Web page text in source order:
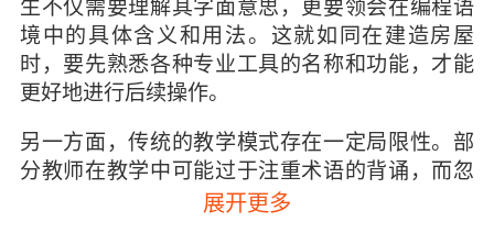
生不仅需要理解其字面意思，更要领会在编程语
境中的具体含义和用法。这就如同在建造房屋
时，要先熟悉各种专业工具的名称和功能，才能
更好地进行后续操作。
另一方面，传统的教学模式存在一定局限性。部
分教师在教学中可能过于注重术语的背诵，而忽
视了实际应用和语境的理解。就像学习英语单词
展开更多